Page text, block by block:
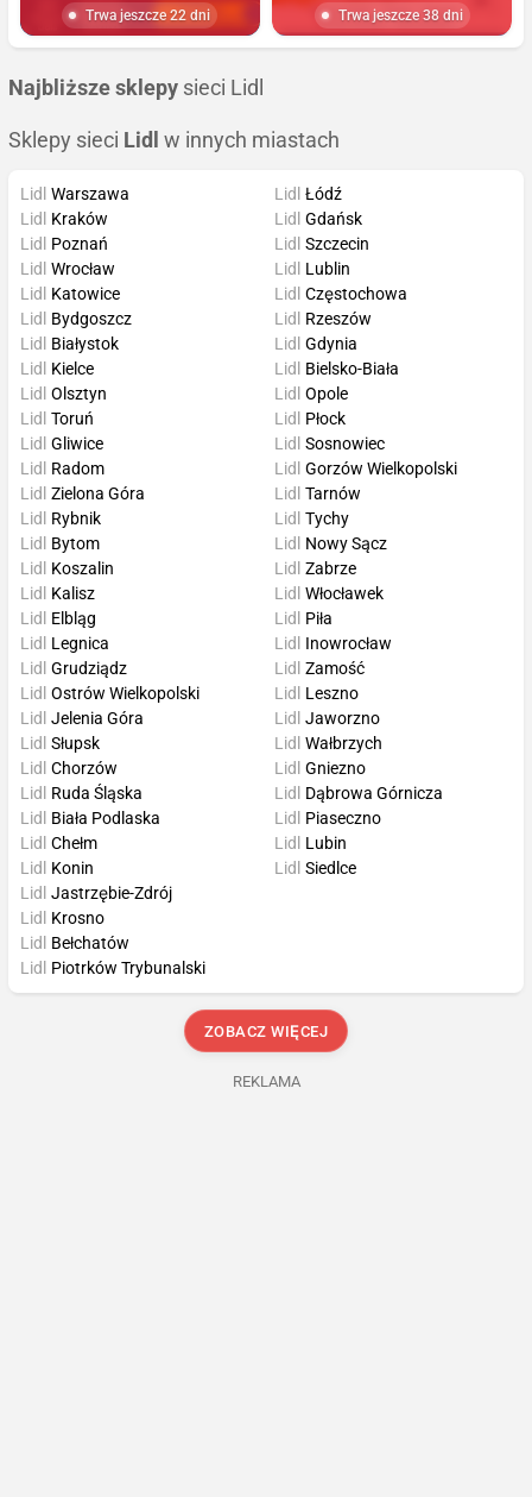
Trwa jeszcze 22 dni Trwa jeszcze 38 dni
Najbliższe sklepy sieci Lidl
Sklepy sieci Lidl w innych miastach
Lidl Warszawa
Lidl
Kraków
Lidl
Poznań
Lidl Wrocław
Lidl Łódź
Lidl Gdańsk
Lidl Szczecin
Lidl
Lublin
Lidl
Katowice
Lidl
Bydgoszcz
Lidl
Białystok
Lidl
Kielce
Lidl Częstochowa
Lidl
Rzeszów
Lidl Gdynia
Lidl
Bielsko-Biała
Lidl Olsztyn
Lidl Toruń
Lidl Gliwice
Lidl
Radom
Lidl Opole
Lidl
Płock
Lidl Sosnowiec
Lidl Gorzów Wielkopolski
Lidl Zielona Góra
Lidl
Rybnik
Lidl
Bytom
Lidl
Koszalin
Lidl Tarnów
Lidl Tychy
Lidl
Nowy Sącz
Lidl Zabrze
Lidl
Kalisz
Lidl
Elbląg
Lidl
Legnica
Lidl Grudziądz
Lidl Włocławek
Lidl
Piła
Lidl
Inowrocław
Lidl Zamość
Lidl Ostrów Wielkopolski
Lidl Jelenia Góra
Lidl Słupsk
Lidl Chorzów
Lidl
Leszno
Lidl Jaworzno
Lidl Wałbrzych
Lidl Gniezno
Lidl
Ruda Śląska
Lidl
Biała Podlaska
Lidl Chełm
Lidl
Konin
Lidl
Dąbrowa Górnicza
Lidl
Piaseczno
Lidl
Lubin
Lidl Siedlce
Lidl Jastrzębie-Zdrój
Lidl
Krosno
Lidl
Bełchatów
Lidl
Piotrków Trybunalski
ZOBACZ WIĘCEJ
REKLAMA